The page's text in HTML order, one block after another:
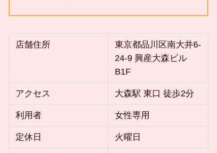
店舗住所
東京都品川区南大井6-
24-9 興産大森ビル
B1F
アクセス 大森駅 東口 徒歩2分
利用者 女性専用
定休日 火曜日